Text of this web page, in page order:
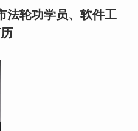
法轮功学员、软件工